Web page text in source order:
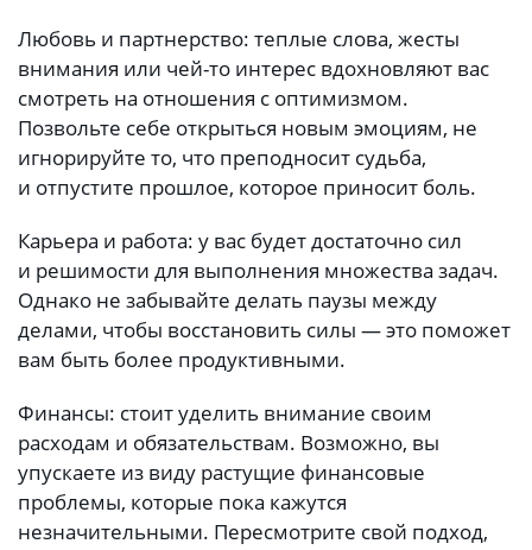
Любовь и партнерство: теплые слова, жесты
внимания или чей-то интерес вдохновляют вас
смотреть на отношения с оптимизмом.
Позвольте себе открыться новым эмоциям, не
игнорируйте то, что преподносит судьба,
и отпустите прошлое, которое приносит боль.
Карьера и работа: у вас будет достаточно сил
и решимости для выполнения множества задач.
Однако не забывайте делать паузы между
делами, чтобы восстановить силы — это поможет
вам быть более продуктивными.
Финансы: стоит уделить внимание своим
расходам и обязательствам. Возможно, вы
упускаете из виду растущие финансовые
проблемы, которые пока кажутся
незначительными. Пересмотрите свой подход,